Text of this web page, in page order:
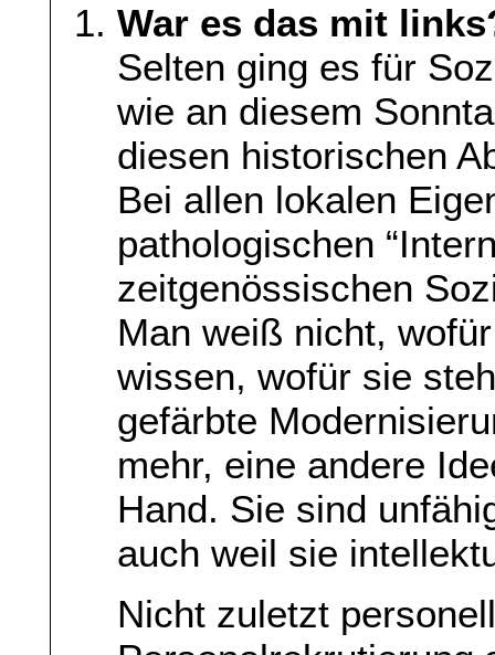
War es das mit
Selten ging es für
wie an diesem
diesen historischen
Bei allen lokalen
pathologischen
zeitgenössischen
Man weiß nicht,
wissen, wofür sie
gefärbte
mehr, eine andere
Hand. Sie sind
auch weil sie
Nicht zuletzt